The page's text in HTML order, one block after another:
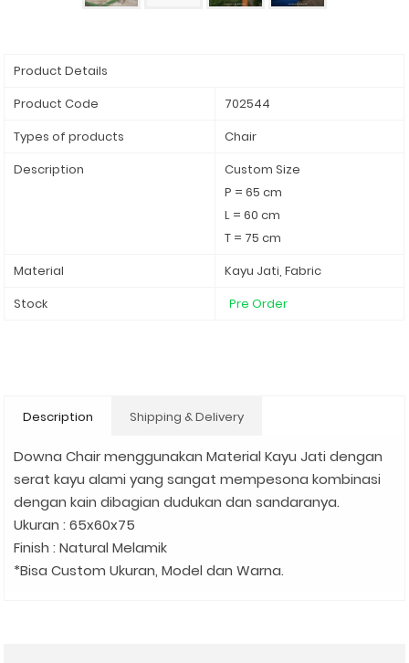
Product Details
Product Code
702544
Types of products
Chair
Description
Custom Size
P = 65 cm
L = 60 cm
T = 75 cm
Material
Kayu Jati, Fabric
Stock
Pre Order
Description Shipping & Delivery
Downa Chair menggunakan Material Kayu Jati dengan
serat kayu alami yang sangat mempesona kombinasi
dengan kain dibagian dudukan dan sandaranya.
Ukuran : 65x60x75
Finish : Natural Melamik
*Bisa Custom Ukuran, Model dan Warna.